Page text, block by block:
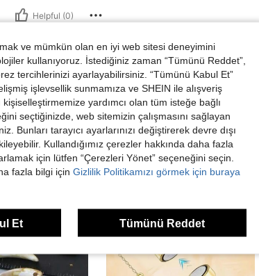
Helpful (0)
ve mümkün olan en iyi web sitesi deneyimini
kullanıyoruz. İstediğiniz zaman “Tümünü Reddet”,
tercihlerinizi ayarlayabilirsiniz. “Tümünü Kabul Et”
işlevsellik sunmamıza ve SHEIN ile alışveriş
yardımcı olan tüm isteğe bağlı
seçtiğinizde, web sitemizin çalışmasını sağlayan
Bunları tarayıcı ayarlarınızı değiştirerek devre dışı
Kullandığımız çerezler hakkında daha fazla
için lütfen “Çerezleri Yönet” seçeneğini seçin.
fazla bilgi için Gizlilik Politikamızı görmek için buraya
Et Tümünü Reddet